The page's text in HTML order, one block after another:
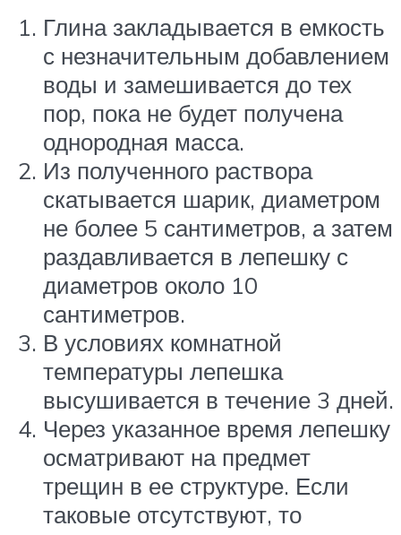
Глина закладывается в емкость
с незначительным добавлением
воды и замешивается до тех
пор, пока не будет получена
однородная масса.
Из полученного раствора
скатывается шарик, диаметром
не более 5 сантиметров, а затем
раздавливается в лепешку с
диаметров около 10
сантиметров.
В условиях комнатной
температуры лепешка
высушивается в течение 3 дней.
Через указанное время лепешку
осматривают на предмет
трещин в ее структуре. Если
таковые отсутствуют, то